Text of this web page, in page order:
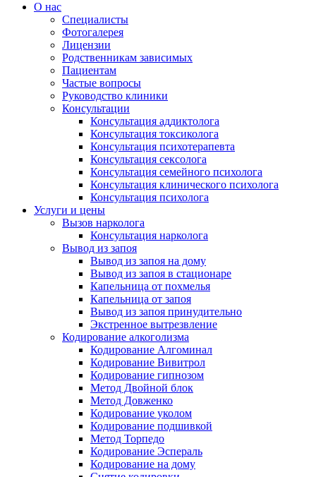
О нас
Специалисты
Фотогалерея
Лицензии
Родственникам зависимых
Пациентам
Частые вопросы
Руководство клиники
Консультации
Консультация аддиктолога
Консультация токсиколога
Консультация психотерапевта
Консультация сексолога
Консультация семейного психолога
Консультация клинического психолога
Консультация психолога
Услуги и цены
Вызов нарколога
Консультация нарколога
Вывод из запоя
Вывод из запоя на дому
Вывод из запоя в стационаре
Капельница от похмелья
Капельница от запоя
Вывод из запоя принудительно
Экстренное вытрезвление
Кодирование алкоголизма
Кодирование Алгоминал
Кодирование Вивитрол
Кодирование гипнозом
Метод Двойной блок
Метод Довженко
Кодирование уколом
Кодирование подшивкой
Метод Торпедо
Кодирование Эспераль
Кодирование на дому